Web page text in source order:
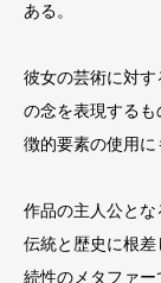
ある。
彼女の芸術に対
の念を表現する
徴的要素の使用に
作品の主人公とな
伝統と歴史に根
続性のメタファー